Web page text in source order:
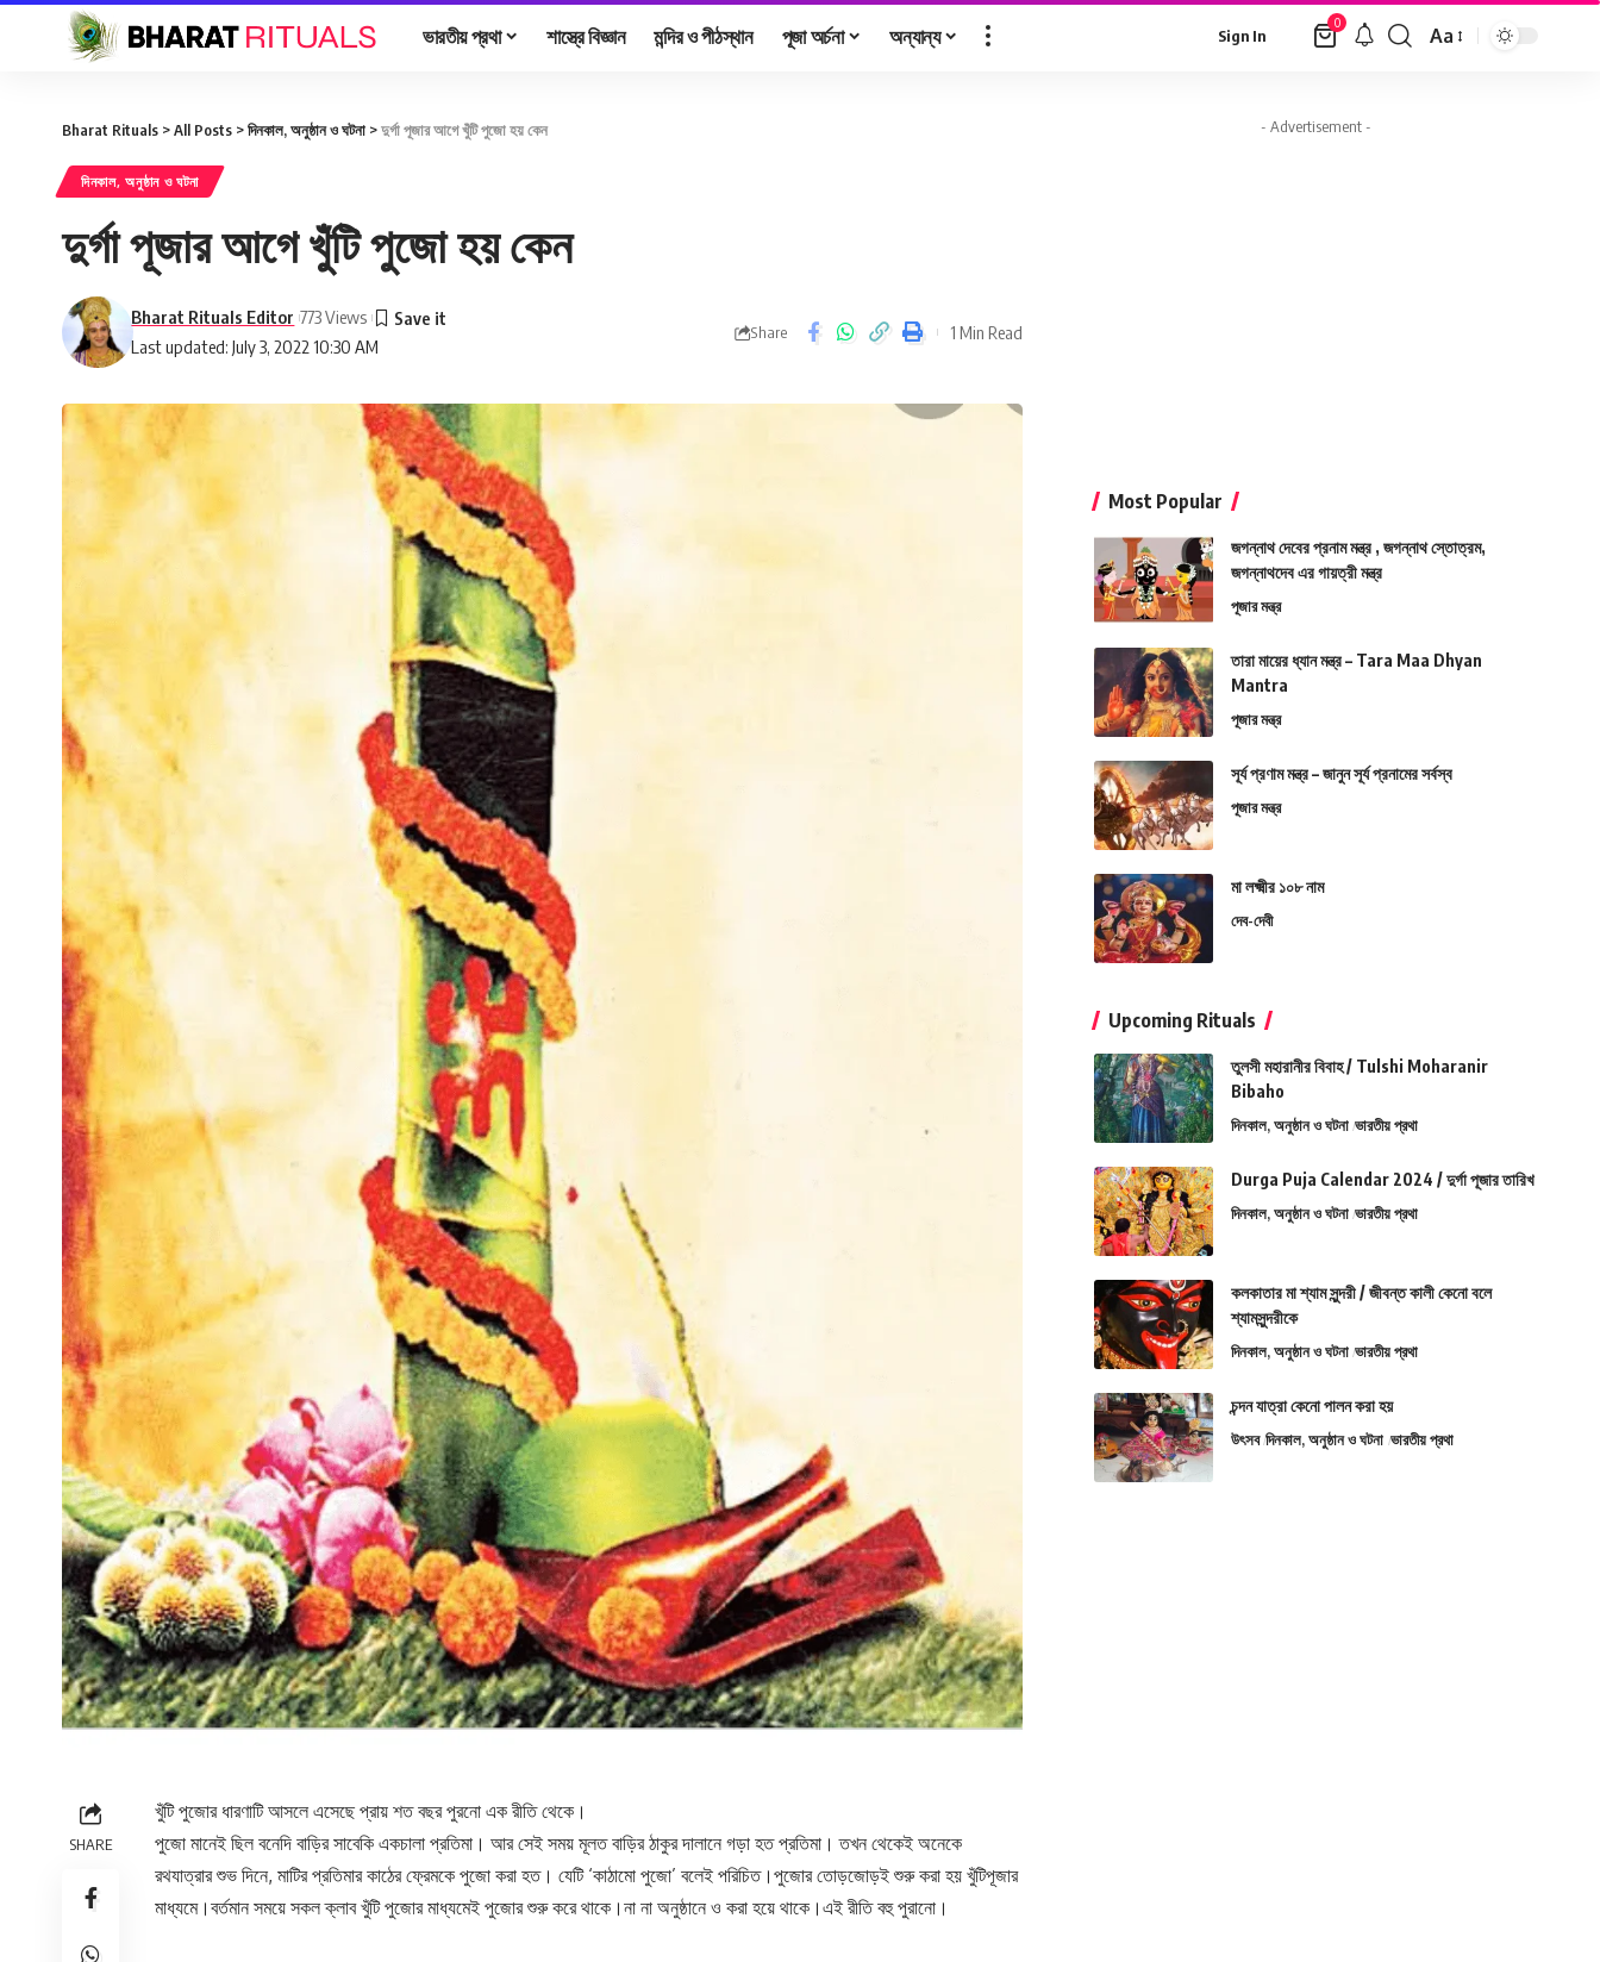
ভারতীয় প্রথা শাস্ত্রে বিজ্ঞান মন্দির ও পীঠস্থান পূজা অর্চনা অন্যান্য Sign In
0
Font
Aa
Bharat Rituals >All Posts >দিনকাল, অনুষ্ঠান ও ঘটনা >দুর্গা পূজার আগে খুঁটি পুজো হয় কেন
দিনকাল, অনুষ্ঠান ও ঘটনা
দুর্গা পূজার আগে খুঁটি পুজো হয় কেন
Last updated: July 3, 2022 10:30 AM
Bharat Rituals Editor 773 Views
Share 1 Min Read
SHARE
খুঁটি পুজোর ধারণাটি আসলে এসেছে প্রায় শত বছর পুরনো এক রীতি থেকে।
পুজো মানেই ছিল বনেদি বাড়ির সাবেকি একচালা প্রতিমা। আর সেই সময় মূলত বাড়ির ঠাকুর দালানে গড়া হত প্রতিমা। তখন থেকেই অনেকে
রথযাত্রার শুভ দিনে, মাটির প্রতিমার কাঠের ফ্রেমকে পুজো করা হত। যেটি ‘কাঠামো পুজো’ বলেই পরিচিত।পুজোর তোড়জোড়ই শুরু করা হয় খুঁটিপূজার
মাধ্যমে।বর্তমান সময়ে সকল ক্লাব খুঁটি পুজোর মাধ্যমেই পুজোর শুরু করে থাকে।না না অনুষ্ঠানে ও করা হয়ে থাকে।এই রীতি বহু পুরানো।
- Advertisement -
Most Popular
জগন্নাথ দেবের প্রনাম মন্ত্র , জগন্নাথ স্তোত্রম,
জগন্নাথদেব এর গায়ত্রী মন্ত্র
পূজার মন্ত্র
তারা মায়ের ধ্যান মন্ত্র – Tara Maa Dhyan
Mantra
পূজার মন্ত্র
সূর্য প্রণাম মন্ত্র – জানুন সূর্য প্রনামের সর্বস্ব
পূজার মন্ত্র
মা লক্ষ্মীর ১০৮ নাম
দেব-দেবী
Upcoming Rituals
তুলসী মহারানীর বিবাহ / Tulshi Moharanir
Bibaho
দিনকাল, অনুষ্ঠান ও ঘটনা ভারতীয় প্রথা
Durga Puja Calendar 2024 / দুর্গা পূজার তারিখ
দিনকাল, অনুষ্ঠান ও ঘটনা ভারতীয় প্রথা
কলকাতার মা শ্যাম সুন্দরী / জীবন্ত কালী কেনো বলে
শ্যামসুন্দরীকে
দিনকাল, অনুষ্ঠান ও ঘটনা ভারতীয় প্রথা
চন্দন যাত্রা কেনো পালন করা হয়
উৎসব দিনকাল, অনুষ্ঠান ও ঘটনা ভারতীয় প্রথা